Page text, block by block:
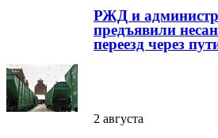
РЖД и
предъявили
переезд через
2 августа